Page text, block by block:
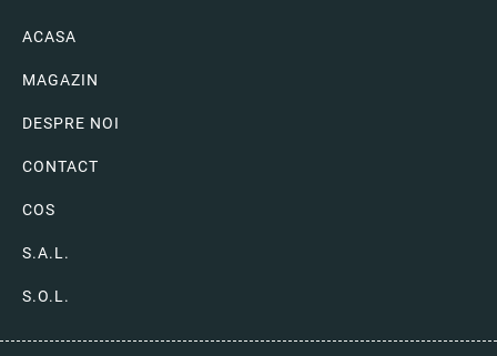
ACASA
MAGAZIN
DESPRE NOI
CONTACT
COS
S.A.L.
S.O.L.